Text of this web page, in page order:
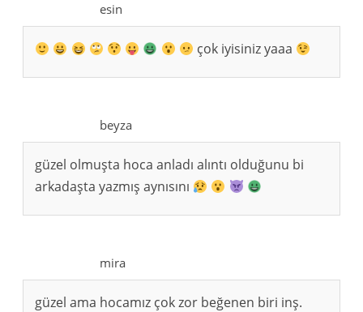
esin
çok iyisiniz yaaa
beyza
güzel olmuşta hoca anladı alıntı olduğunu bi
arkadaşta yazmış aynısını
mira
güzel ama hocamız çok zor beğenen biri inş.